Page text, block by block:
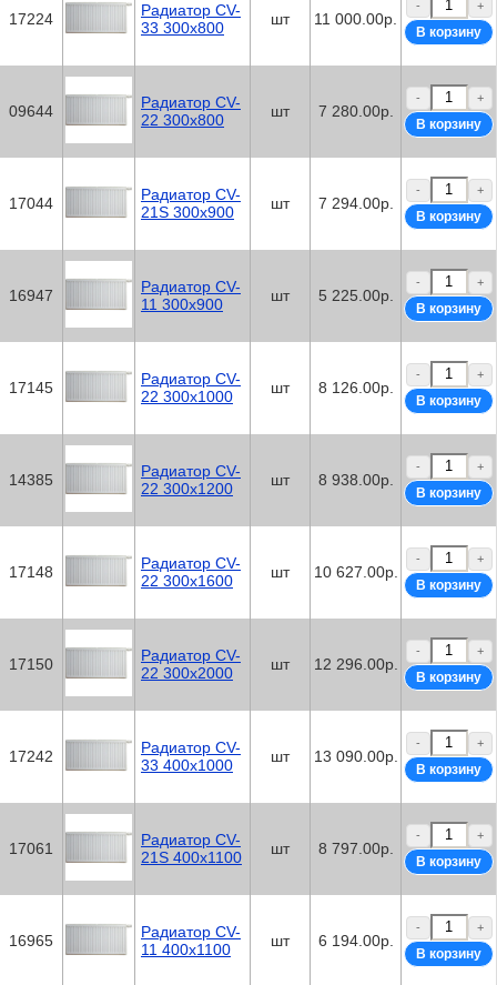
17224
Радиатор CV-
33 300x800
шт 11 000.00р.
- +
09644
Радиатор CV-
22 300x800
шт 7 280.00р.
- +
17044
Радиатор CV-
21S 300x900
шт 7 294.00р.
- +
16947
Радиатор CV-
11 300x900
шт 5 225.00р.
- +
17145
Радиатор CV-
22 300х1000
шт 8 126.00р.
- +
14385
Радиатор CV-
22 300х1200
шт 8 938.00р.
- +
17148
Радиатор CV-
22 300х1600
шт 10 627.00р.
- +
17150
Радиатор CV-
22 300х2000
шт 12 296.00р.
- +
17242
Радиатор CV-
33 400x1000
шт 13 090.00р.
- +
17061
Радиатор CV-
21S 400x1100
шт 8 797.00р.
- +
16965
Радиатор CV-
11 400x1100
шт 6 194.00р.
- +